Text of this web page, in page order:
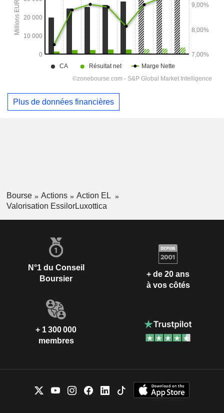
Plus de données financières
Bourse Actions
Action EL
Valorisation EssilorLuxottica
N°1 du Conseil
Boursier
+ de 20 ans
à vos côtés
+ 1 300 000
membres